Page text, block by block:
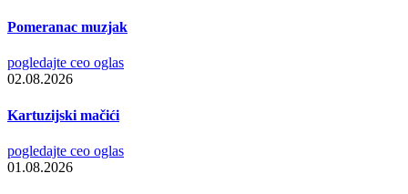
Pomeranac muzjak
pogledajte ceo oglas
02.08.2026
Kartuzijski mačići
pogledajte ceo oglas
01.08.2026